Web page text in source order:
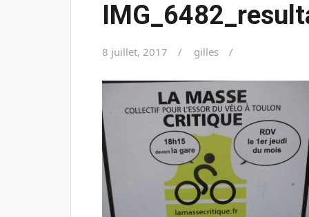
8 juillet, 2017 gilles